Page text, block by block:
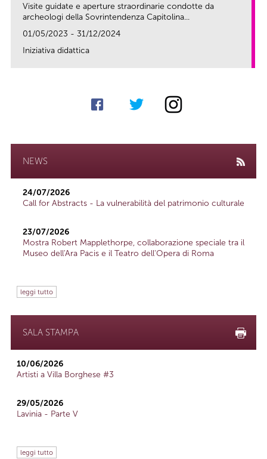
Visite guidate e aperture straordinarie condotte da
archeologi della Sovrintendenza Capitolina...
01/05/2023 - 31/12/2024
Iniziativa didattica
NEWS
24/07/2026
Call for Abstracts - La vulnerabilità del patrimonio culturale
23/07/2026
Mostra Robert Mapplethorpe, collaborazione speciale tra il
Museo dell'Ara Pacis e il Teatro dell'Opera di Roma
leggi tutto
SALA STAMPA
10/06/2026
Artisti a Villa Borghese #3
29/05/2026
Lavinia - Parte V
leggi tutto